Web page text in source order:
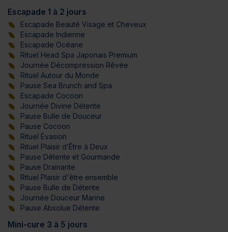
Escapade 1 à 2 jours
Escapade Beauté Visage et Cheveux
Escapade Indienne
Escapade Océane
Rituel Head Spa Japonais Premium
Journée Décompression Rêvée
Rituel Autour du Monde
Pause Sea Brunch and Spa
Escapade Cocoon
Journée Divine Détente
Pause Bulle de Douceur
Pause Cocoon
Rituel Évasion
Rituel Plaisir d’Être à Deux
Pause Détente et Gourmande
Pause Drainante
Rituel Plaisir d'être ensemble
Pause Bulle de Détente
Journée Douceur Marine
Pause Absolue Détente
Mini-cure 3 à 5 jours